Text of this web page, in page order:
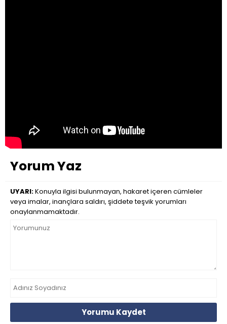
Yorum Yaz
UYARI:Konuyla ilgisi bulunmayan, hakaret içeren cümleler
veya imalar, inançlara saldırı, şiddete teşvik yorumları
onaylanmamaktadır.
Yorumu Kaydet